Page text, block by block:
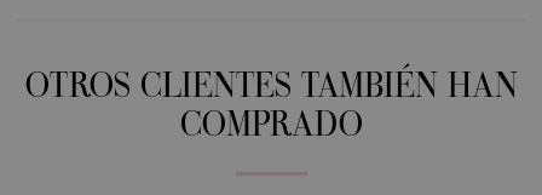
OTROS CLIENTES TAMBIÉN HAN
COMPRADO